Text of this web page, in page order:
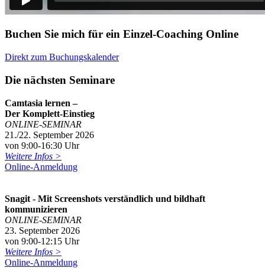
Buchen Sie mich für ein Einzel-Coaching Online
Direkt zum Buchungskalender
Die nächsten Seminare
Camtasia lernen –
Der Komplett-Einstieg
ONLINE-SEMINAR
21./22. September 2026
von 9:00-16:30 Uhr
Weitere Infos >
Online-Anmeldung
Snagit - Mit Screenshots verständlich und bildhaft
kommunizieren
ONLINE-SEMINAR
23. September 2026
von 9:00-12:15 Uhr
Weitere Infos >
Online-Anmeldung